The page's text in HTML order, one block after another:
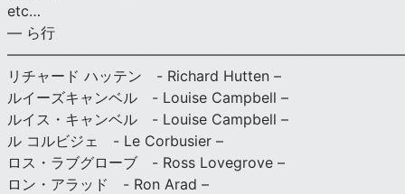
etc…
— ら行
リチャード ハッテン - Richard Hutten –
ルイーズキャンベル - Louise Campbell –
ルイス・キャンベル - Louise Campbell –
ル コルビジェ - Le Corbusier –
ロス・ラブグローブ - Ross Lovegrove –
ロン・アラッド - Ron Arad –